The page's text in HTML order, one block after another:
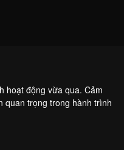
hoạt động vừa qua. Cảm
quan trọng trong hành trình